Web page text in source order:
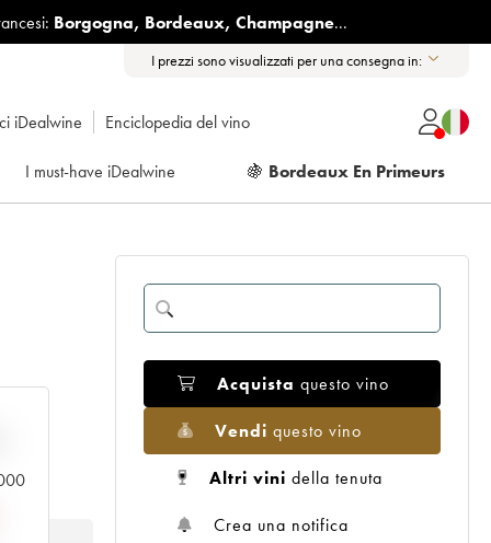
Borgogna, Bordeaux, Champagne...
I prezzi sono visualizzati per una consegna in:
iDealwine Enciclopedia del vino
I must-have iDealwine 🍇 Bordeaux En Primeurs
Acquista questo vino
Vendi questo vino
Altri vini della tenuta
Crea una notifica